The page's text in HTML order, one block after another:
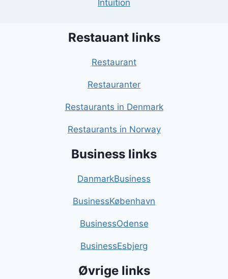
Intuition
Restauant links
Restaurant
Restauranter
Restaurants in Denmark
Restaurants in Norway
Business links
DanmarkBusiness
BusinessKøbenhavn
BusinessOdense
BusinessEsbjerg
Øvrige links